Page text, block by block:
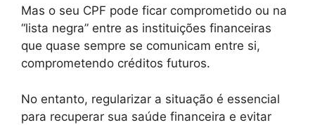
Mas o seu CPF pode ficar comprometido ou na
“lista negra” entre as instituições financeiras
que quase sempre se comunicam entre si,
comprometendo créditos futuros.
No entanto, regularizar a situação é essencial
para recuperar sua saúde financeira e evitar